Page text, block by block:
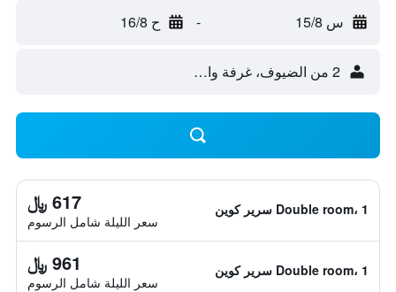
س 15/8 - ح 16/8
2 من الضيوف، غرفة واحدة
Double room، 1 سرير كوين 617 ﷼
سعر الليلة شامل الرسوم
Double room، 1 سرير كوين 961 ﷼
سعر الليلة شامل الرسوم